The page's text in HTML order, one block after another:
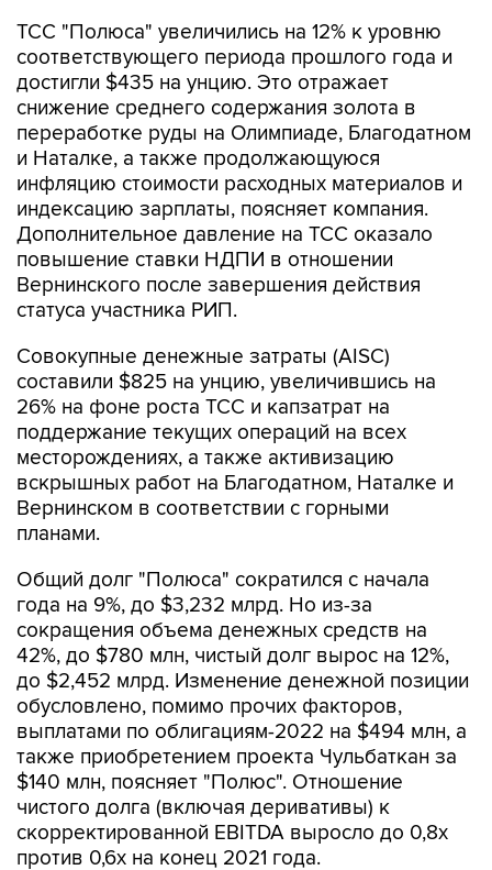
TCC "Полюса" увеличились на 12% к уровню
соответствующего периода прошлого года и
достигли $435 на унцию. Это отражает
снижение среднего содержания золота в
переработке руды на Олимпиаде, Благодатном
и Наталке, а также продолжающуюся
инфляцию стоимости расходных материалов и
индексацию зарплаты, поясняет компания.
Дополнительное давление на ТСС оказало
повышение ставки НДПИ в отношении
Вернинского после завершения действия
статуса участника РИП.
Совокупные денежные затраты (AISC)
составили $825 на унцию, увеличившись на
26% на фоне роста ТСС и капзатрат на
поддержание текущих операций на всех
месторождениях, а также активизацию
вскрышных работ на Благодатном, Наталке и
Вернинском в соответствии с горными
планами.
Общий долг "Полюса" сократился с начала
года на 9%, до $3,232 млрд. Но из-за
сокращения объема денежных средств на
42%, до $780 млн, чистый долг вырос на 12%,
до $2,452 млрд. Изменение денежной позиции
обусловлено, помимо прочих факторов,
выплатами по облигациям-2022 на $494 млн, а
также приобретением проекта Чульбаткан за
$140 млн, поясняет "Полюс". Отношение
чистого долга (включая деривативы) к
скорректированной EBITDA выросло до 0,8x
против 0,6x на конец 2021 года.